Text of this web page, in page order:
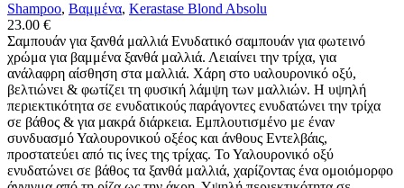
Shampoo, Βαμμένα, Kerastase Blond Absolu
23.00 €
Σαμπουάν για ξανθά μαλλιά Ενυδατικό σαμπουάν για φωτεινό
χρώμα για βαμμένα ξανθά μαλλιά. Λειαίνει την τρίχα, για
ανάλαφρη αίσθηση στα μαλλιά. Χάρη στο υαλουρονικό οξύ,
βελτιώνει & φωτίζει τη φυσική λάμψη των μαλλιών. Η υψηλή
περιεκτικότητα σε ενυδατικούς παράγοντες ενυδατώνει την τρίχα
σε βάθος & για μακρά διάρκεια. Εμπλουτισμένο με έναν
συνδυασμό Υαλουρονικού οξέος και άνθους Εντελβάις,
προστατεύει από τις ίνες της τρίχας. Το Υαλουρονικό οξύ
ενυδατώνει σε βάθος τα ξανθά μαλλιά, χαρίζοντας ένα ομοιόμορφο